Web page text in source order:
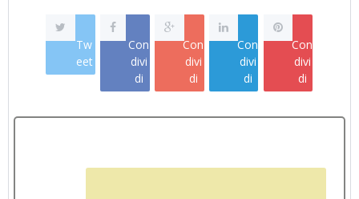
Tw
eet
Con
divi
di
Con
divi
di
Con
divi
di
Con
divi
di